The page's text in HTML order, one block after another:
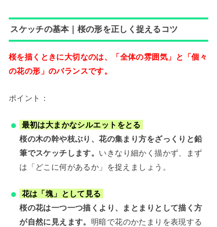
スケッチの基本｜桜の形を正しく捉えるコツ
桜を描くときに大切なのは、「全体の雰囲気」と「個々
の花の形」のバランスです。
ポイント：
最初は大まかなシルエットをとる
桜の木の幹や枝ぶり、花の集まり方をざっくりと鉛
筆でスケッチします。 いきなり細かく描かず、まず
は「どこに何があるか」を捉えましょう。
花は「塊」として見る
桜の花は一つ一つ描くより、まとまりとして描く方
が自然に見えます。 明暗で花のかたまりを表現する